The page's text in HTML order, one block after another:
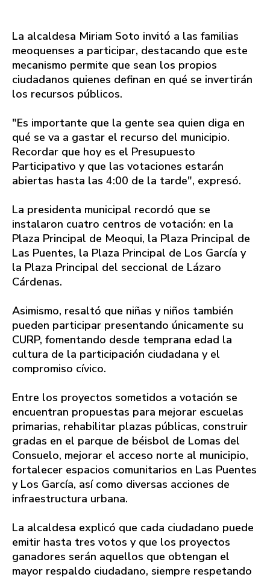
La alcaldesa Miriam Soto invitó a las familias
meoquenses a participar, destacando que este
mecanismo permite que sean los propios
ciudadanos quienes definan en qué se invertirán
los recursos públicos.
"Es importante que la gente sea quien diga en
qué se va a gastar el recurso del municipio.
Recordar que hoy es el Presupuesto
Participativo y que las votaciones estarán
abiertas hasta las 4:00 de la tarde", expresó.
La presidenta municipal recordó que se
instalaron cuatro centros de votación: en la
Plaza Principal de Meoqui, la Plaza Principal de
Las Puentes, la Plaza Principal de Los García y
la Plaza Principal del seccional de Lázaro
Cárdenas.
Asimismo, resaltó que niñas y niños también
pueden participar presentando únicamente su
CURP, fomentando desde temprana edad la
cultura de la participación ciudadana y el
compromiso cívico.
Entre los proyectos sometidos a votación se
encuentran propuestas para mejorar escuelas
primarias, rehabilitar plazas públicas, construir
gradas en el parque de béisbol de Lomas del
Consuelo, mejorar el acceso norte al municipio,
fortalecer espacios comunitarios en Las Puentes
y Los García, así como diversas acciones de
infraestructura urbana.
La alcaldesa explicó que cada ciudadano puede
emitir hasta tres votos y que los proyectos
ganadores serán aquellos que obtengan el
mayor respaldo ciudadano, siempre respetando